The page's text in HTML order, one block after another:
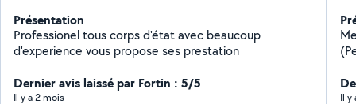
Présentation
Professionel tous corps d'état avec beaucoup
d'experience vous propose ses prestation
Dernier avis laissé par Fortin : 5/5
Il y a 2 mois
Il y